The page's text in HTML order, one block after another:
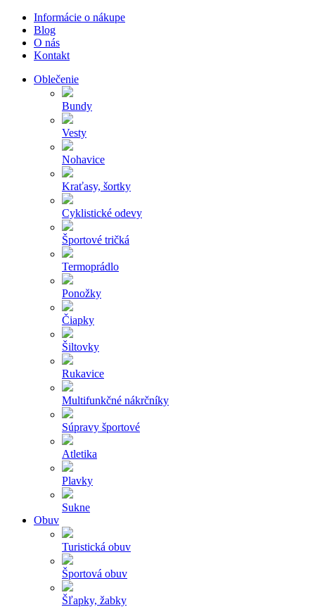
Informácie o nákupe
Blog
O nás
Kontakt
Oblečenie
Bundy
Vesty
Nohavice
Kraťasy, šortky
Cyklistické odevy
Športové tričká
Termoprádlo
Ponožky
Čiapky
Šiltovky
Rukavice
Multifunkčné nákrčníky
Súpravy športové
Atletika
Plavky
Sukne
Obuv
Turistická obuv
Športová obuv
Šľapky, žabky